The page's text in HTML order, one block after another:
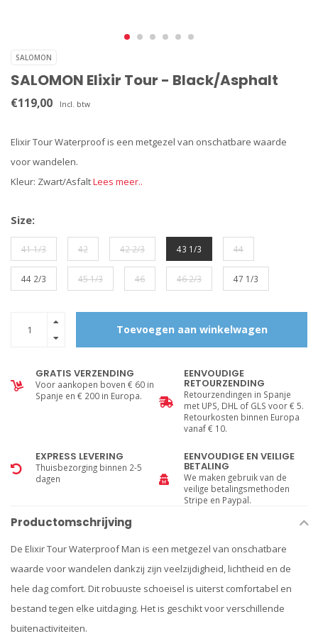
SALOMON
SALOMON Elixir Tour - Black/Asphalt
€119,00 Incl. btw
Elixir Tour Waterproof is een metgezel van onschatbare waarde
voor wandelen.
Kleur: Zwart/AsfaltLees meer..
Size:
41 1/3 42 42 2/3 43 1/3 44
44 2/3 45 1/3 46 46 2/3 47 1/3
Toevoegen aan winkelwagen
GRATIS VERZENDING
Voor aankopen boven € 60 in
Spanje en € 200 in Europa.
EENVOUDIGE
RETOURZENDING
Retourzendingen in Spanje
met UPS, DHL of GLS voor € 5.
Retourkosten binnen Europa
vanaf € 10.
EXPRESS LEVERING
Thuisbezorging binnen 2-5
dagen
EENVOUDIGE EN VEILIGE
BETALING
We maken gebruik van de
veilige betalingsmethoden
Stripe en Paypal.
Productomschrijving
De Elixir Tour Waterproof Man is een metgezel van onschatbare
waarde voor wandelen dankzij zijn veelzijdigheid, lichtheid en de
hele dag comfort. Dit robuuste schoeisel is uiterst comfortabel en
bestand tegen elke uitdaging. Het is geschikt voor verschillende
buitenactiviteiten.